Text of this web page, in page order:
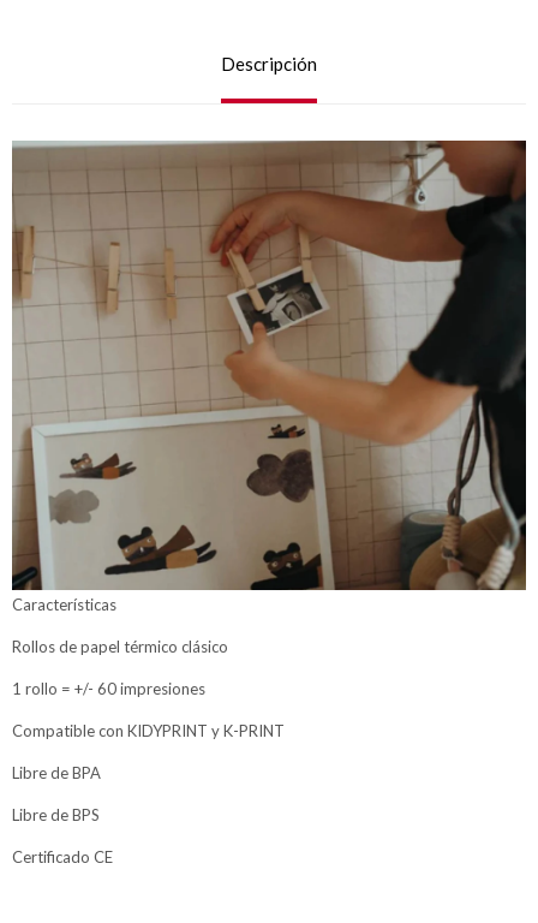
Descripción
Características
Rollos de papel térmico clásico
1 rollo = +/- 60 impresiones
Compatible con KIDYPRINT y K-PRINT
Libre de BPA
Libre de BPS
Certificado CE